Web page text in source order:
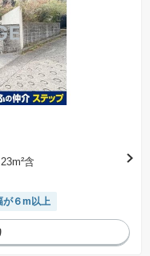
含
が６m以上